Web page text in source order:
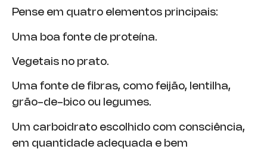
Pense em quatro elementos principais:
Uma boa fonte de proteína.
Vegetais no prato.
Uma fonte de fibras, como feijão, lentilha,
grão-de-bico ou legumes.
Um carboidrato escolhido com consciência,
em quantidade adequada e bem